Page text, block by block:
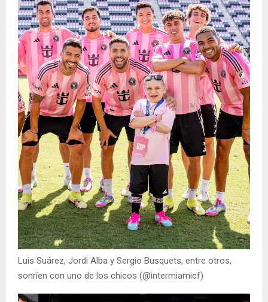
Luis Suárez, Jordi Alba y Sergio Busquets, entre otros,
sonríen con uno de los chicos (@intermiamicf)